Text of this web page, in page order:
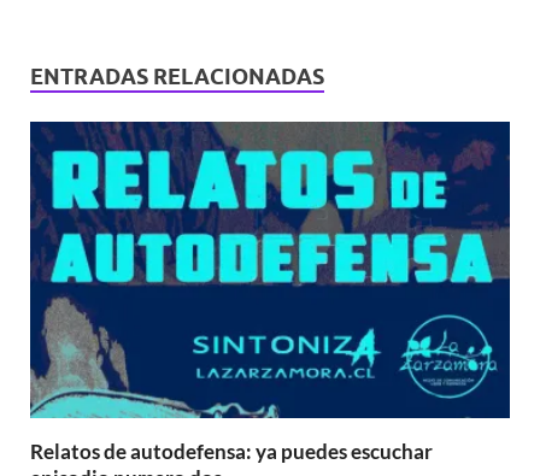
ENTRADAS RELACIONADAS
Relatos de autodefensa: ya puedes escuchar